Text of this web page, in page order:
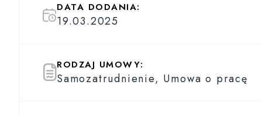
DATA DODANIA:
19.03.2025
RODZAJ UMOWY:
Samozatrudnienie, Umowa o pracę